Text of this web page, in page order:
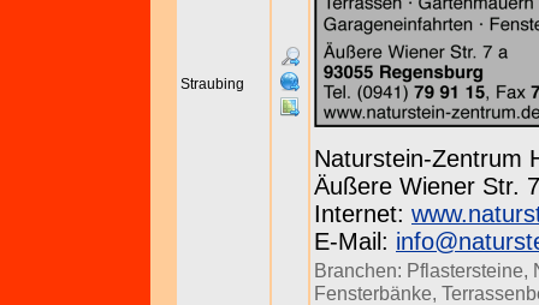
Straubing
Naturstein-Zentrum
Äußere Wiener Str.
Internet:
E-Mail:
Branchen: Pflastersteine,
Fensterbänke,